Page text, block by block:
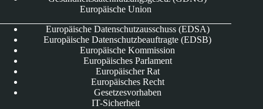
Europäische Union
Europäische Datenschutzausschuss (EDSA)
Europäische Datenschutzbeauftragte (EDSB)
Europäische Kommission
Europäisches Parlament
Europäischer Rat
Europäisches Recht
Gesetzesvorhaben
IT-Sicherheit